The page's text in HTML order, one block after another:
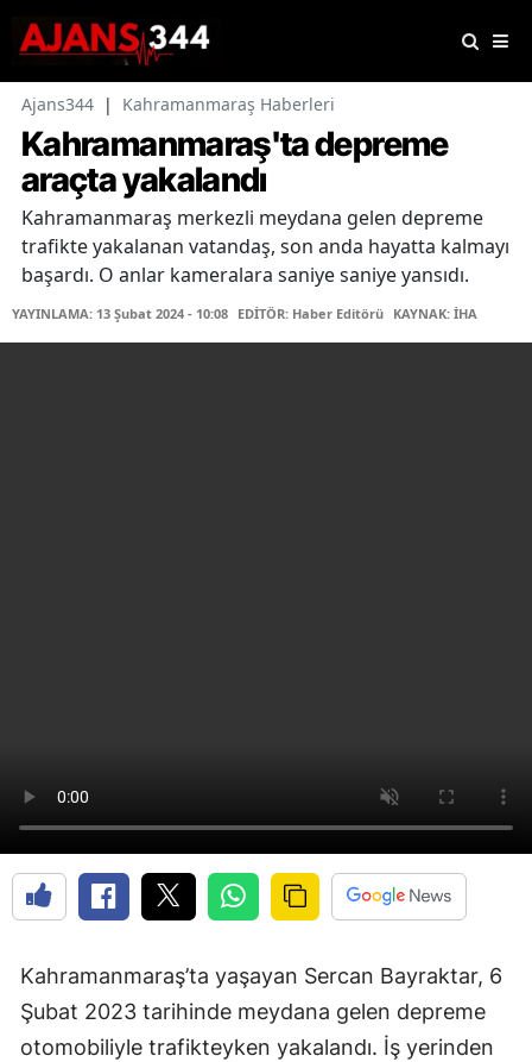
Ajans344 | Kahramanmaraş Haberleri
Kahramanmaraş'ta depreme
araçta yakalandı
Kahramanmaraş merkezli meydana gelen depreme
trafikte yakalanan vatandaş, son anda hayatta kalmayı
başardı. O anlar kameralara saniye saniye yansıdı.
YAYINLAMA: 13 Şubat 2024 - 10:08 EDİTÖR: Haber Editörü KAYNAK: İHA
Kahramanmaraş’ta yaşayan Sercan Bayraktar, 6
Şubat 2023 tarihinde meydana gelen depreme
otomobiliyle trafikteyken yakalandı. İş yerinden